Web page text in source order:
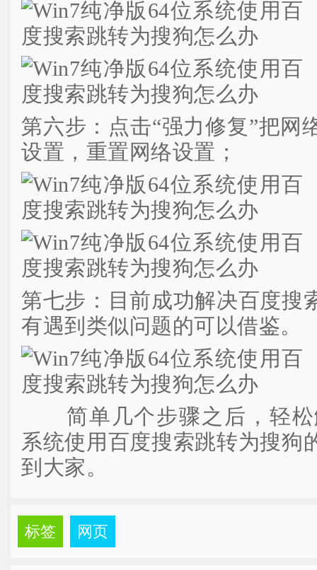
第六步：点击“强力修复”把网
设置，重置网络设置；
第七步：目前成功解决百度搜
有遇到类似问题的可以借鉴。
简单几个步骤之后，轻松
系统使用百度搜索跳转为搜狗
到大家。
标签 网页